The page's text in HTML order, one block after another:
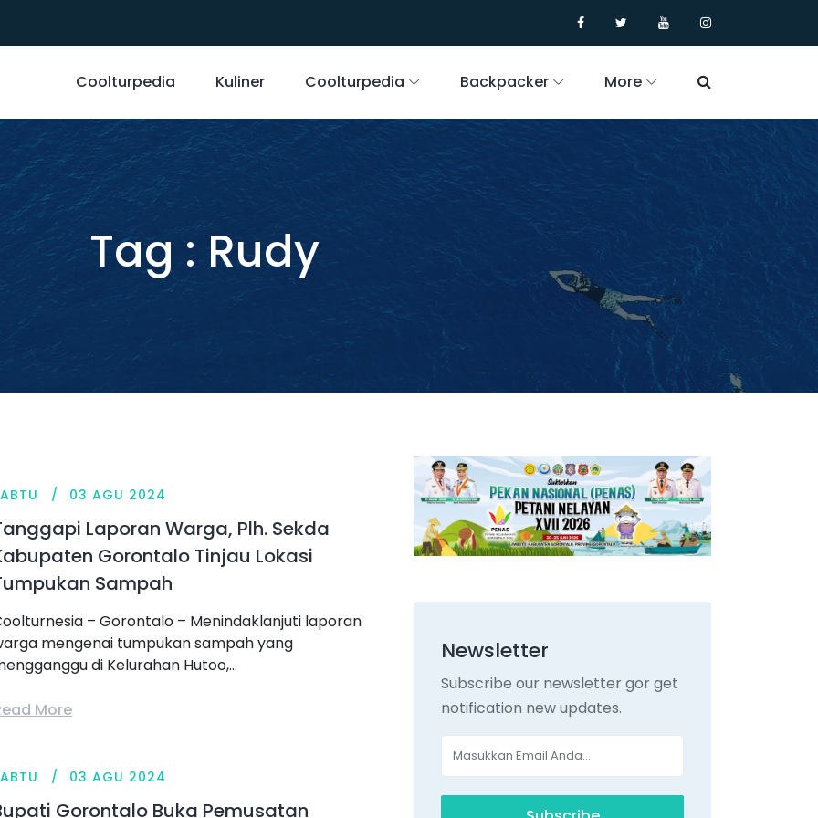
Coolturpedia Kuliner Coolturpedia Backpacker More
Tag : Rudy
03 AGU 2024
Laporan Warga, Plh. Sekda
Gorontalo Tinjau Lokasi
Sampah
– Gorontalo – Menindaklanjuti laporan
mengenai tumpukan sampah yang
di Kelurahan Hutoo,...
More
03 AGU 2024
Gorontalo Buka Pemusatan
Newsletter
Subscribe our newsletter gor get
notification new updates.